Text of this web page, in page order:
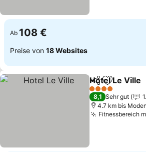
Ab 108 €
Preise von 18 Websites
TeilenZu
Hotel Le Ville
4 Sterne
8,1 Sehr gut
4.7 km bis
Fitnessbereich